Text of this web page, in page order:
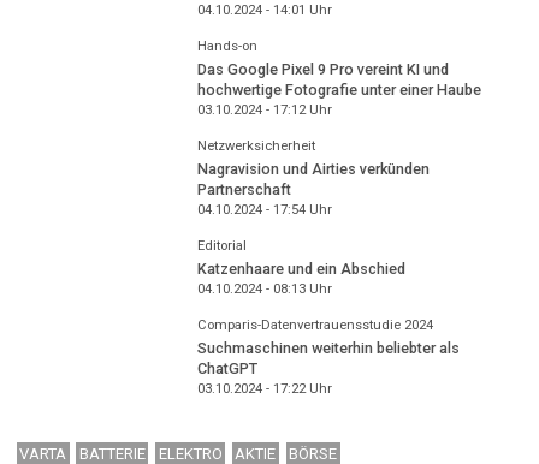
04.10.2024 - 14:01 Uhr
Hands-on
Das Google Pixel 9 Pro vereint KI und
hochwertige Fotografie unter einer Haube
03.10.2024 - 17:12Uhr
Netzwerksicherheit
Nagravision und Airties verkünden
Partnerschaft
04.10.2024 - 17:54Uhr
Editorial
Katzenhaare und ein Abschied
04.10.2024 - 08:13Uhr
Comparis-Datenvertrauensstudie 2024
Suchmaschinen weiterhin beliebter als
ChatGPT
03.10.2024 - 17:22Uhr
VARTA BATTERIE ELEKTRO AKTIE
BÖRSE